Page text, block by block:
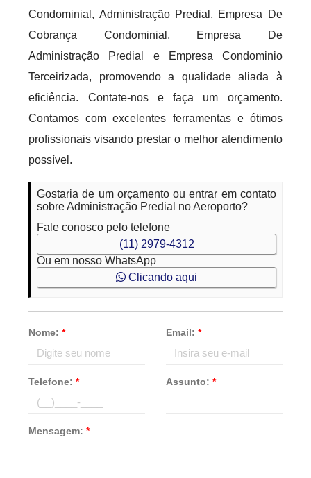
Condominial, Administração Predial, Empresa De
Cobrança Condominial, Empresa De
Administração Predial e Empresa Condominio
Terceirizada, promovendo a qualidade aliada à
eficiência. Contate-nos e faça um orçamento.
Contamos com excelentes ferramentas e ótimos
profissionais visando prestar o melhor atendimento
possível.
Gostaria de um orçamento ou entrar em contato
sobre Administração Predial no Aeroporto?
Fale conosco pelo telefone
(11) 2979-4312
Ou em nosso WhatsApp
Clicando aqui
Nome:* Email: *
Telefone:* Assunto: *
Mensagem:*